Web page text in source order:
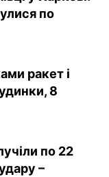
по
ракет і
8
по 22
–